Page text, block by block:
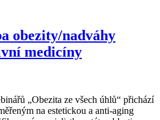
obezity/nadváhy
medicíny
„Obezita ze všech úhlů“ přichází
na estetickou a anti-aging